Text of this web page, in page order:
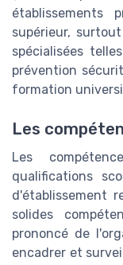
établissements
supérieur,
spécialisées
prévention
formation
Les
Les
qualifications
d'établissement
solides
prononcé de
encadrer et